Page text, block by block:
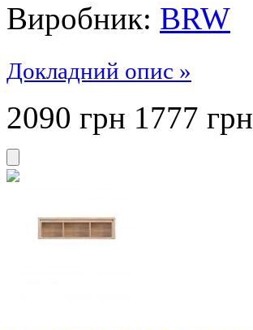
Виробник: BRW
Докладний опис »
2090 грн 1777 грн